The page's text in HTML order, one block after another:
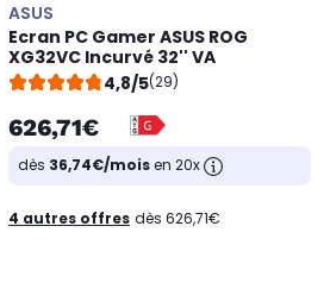
ASUS
Ecran PC Gamer ASUS ROG
XG32VC Incurvé 32'' VA
4,8/5(29)
626,71€
dès 36,74€/moisen 20x
4 autres offres dès 626,71€